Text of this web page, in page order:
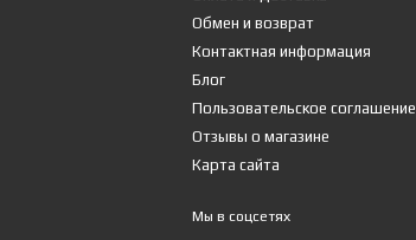
Обмен и возврат
Контактная информация
Блог
Пользовательское соглашение
Отзывы о магазине
Карта сайта
Мы в соцсетях